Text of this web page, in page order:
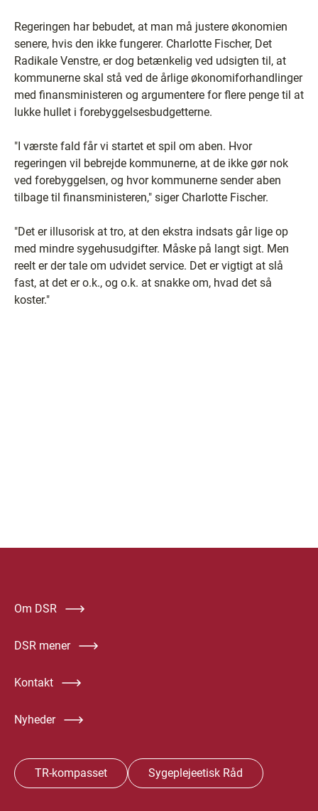
Regeringen har bebudet, at man må justere økonomien
senere, hvis den ikke fungerer. Charlotte Fischer, Det
Radikale Venstre, er dog betænkelig ved udsigten til, at
kommunerne skal stå ved de årlige økonomiforhandlinger
med finansministeren og argumentere for flere penge til at
lukke hullet i forebyggelsesbudgetterne.
"I værste fald får vi startet et spil om aben. Hvor
regeringen vil bebrejde kommunerne, at de ikke gør nok
ved forebyggelsen, og hvor kommunerne sender aben
tilbage til finansministeren," siger Charlotte Fischer.
"Det er illusorisk at tro, at den ekstra indsats går lige op
med mindre sygehusudgifter. Måske på langt sigt. Men
reelt er der tale om udvidet service. Det er vigtigt at slå
fast, at det er o.k., og o.k. at snakke om, hvad det så
koster."
Om DSR
DSR mener
Kontakt
Nyheder
TR-kompasset Sygeplejeetisk Råd